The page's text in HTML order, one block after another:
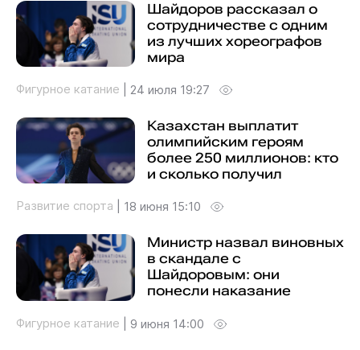
Шайдоров рассказал о
сотрудничестве с одним
из лучших хореографов
мира
Фигурное катание 24 июля 19:27
Казахстан выплатит
олимпийским героям
более 250 миллионов: кто
и сколько получил
Развитие спорта 18 июня 15:10
Министр назвал виновных
в скандале с
Шайдоровым: они
понесли наказание
Фигурное катание 9 июня 14:00